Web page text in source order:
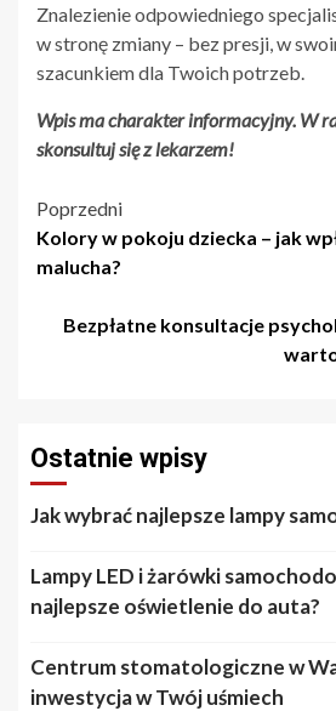
Znalezienie odpowiedniego
w stronę zmiany – bez presji, w
szacunkiem dla Twoich potrzeb.
Wpis ma charakter informacyjny. W
skonsultuj się z lekarzem!
Nawigacja
wpisu
Poprzedni
Kolory w pokoju dziecka – jak
malucha?
Bezpłatne konsultacje
Ostatnie wpisy
Jak wybrać najlepsze lampy
Lampy LED i żarówki
najlepsze oświetlenie do auta?
Centrum stomatologiczne w
inwestycja w Twój uśmiech